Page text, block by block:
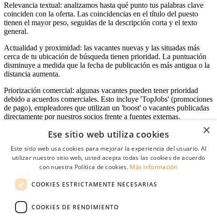
Relevancia textual: analizamos hasta qué punto tus palabras clave
coinciden con la oferta. Las coincidencias en el título del puesto
tienen el mayor peso, seguidas de la descripción corta y el texto
general.
Actualidad y proximidad: las vacantes nuevas y las situadas más
cerca de tu ubicación de búsqueda tienen prioridad. La puntuación
disminuye a medida que la fecha de publicación es más antigua o la
distancia aumenta.
Priorización comercial: algunas vacantes pueden tener prioridad
debido a acuerdos comerciales. Esto incluye 'TopJobs' (promociones
de pago), empleadores que utilizan un 'boost' o vacantes publicadas
directamente por nuestros socios frente a fuentes externas.
Acceso empresas
Contraseña
Recordarme
×
Ese sitio web utiliza cookies
Este sitio web usa cookies para mejorar la experiencia del usuario. Al
utilizar nuestro sitio web, usted acepta todas las cookies de acuerdo
con nuestra Política de cookies. Más información
COOKIES ESTRICTAMENTE NECESARIAS
COOKIES DE RENDIMIENTO